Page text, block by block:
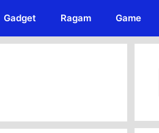
Gadget Ragam Game